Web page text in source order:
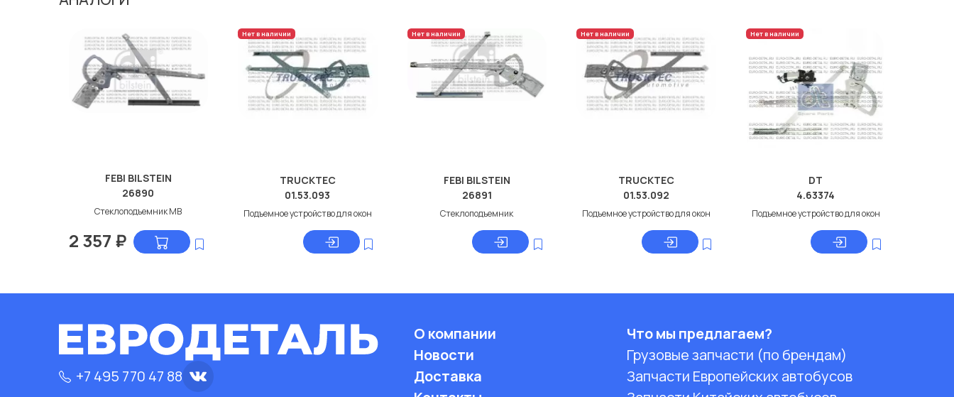
FEBI BILSTEIN
26890
Стеклоподъемник МВ
2 357 ₽
Нет в наличии
TRUCKTEC
01.53.093
Подъемное устройство для окон
Нет в наличии
FEBI BILSTEIN
26891
Стеклоподъемник
Нет в наличии
TRUCKTEC
01.53.092
Подъемное устройство для окон
Нет в наличии
DT
4.63374
Подъемное устройство для окон
+7 495 770 47 88
О компании
Новости
Доставка
Что мы предлагаем?
Грузовые запчасти (по брендам)
Запчасти Европейских автобусов